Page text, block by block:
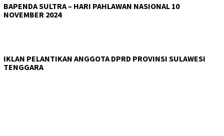
BAPENDA SULTRA – HARI PAHLAWAN NASIONAL 10
NOVEMBER 2024
IKLAN PELANTIKAN ANGGOTA DPRD PROVINSI SULAWESI
TENGGARA